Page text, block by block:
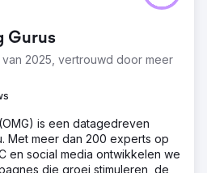
Gurus
2025, vertrouwd door meer
is een datagedreven
Met meer dan 200 experts op
en social media ontwikkelen we
die groei stimuleren, de